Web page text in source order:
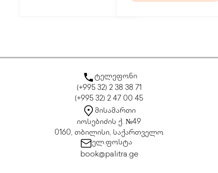
ტელეფონი
(+995 32) 2 38 38 71
(+995 32) 2 47 00 45
მისამართი
იოსებიძის ქ. №49
0160, თბილისი, საქართველო
ელ.ფოსტა
book@palitra.ge